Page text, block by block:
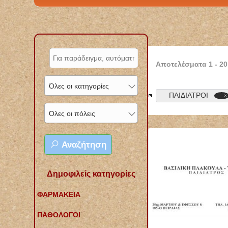
Όλες οι κατηγορίες
Όλες οι πόλεις
Αναζήτηση
Δημοφιλείς κατηγορίες
ΦΑΡΜΑΚΕΙΑ
ΠΑΘΟΛΟΓΟΙ
Αποτελέσματα 1 -20
ΠΑΙΔΙΑΤΡΟΙ